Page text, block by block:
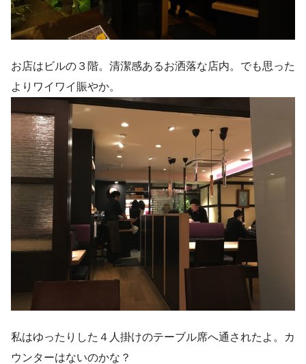
お店はビルの３階。清潔感あるお洒落な店内。でも思った
よりワイワイ賑やか。
私はゆったりした４人掛けのテーブル席へ通されたよ。カ
ウンターはないのかな？